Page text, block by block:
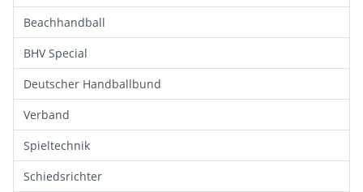
Beachhandball
BHV Special
Deutscher Handballbund
Verband
Spieltechnik
Schiedsrichter